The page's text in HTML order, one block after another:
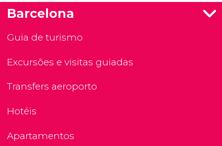
Barcelona
Guia de turismo
Excursões e visitas guiadas
Transfers aeroporto
Hotéis
Apartamentos